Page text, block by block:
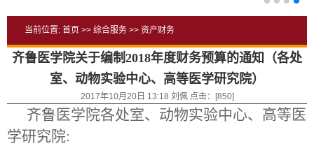
当前位置: 首页 >> 综合服务 >> 资产财务
齐鲁医学院关于编制2018年度财务预算的通知（各处
室、动物实验中心、高等医学研究院）
2017年10月20日 13:18 刘佩 点击：[850]
齐鲁医学院各处室、动物实验中心、高等医
学研究院: